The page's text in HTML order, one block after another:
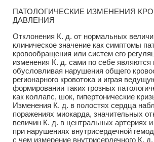
ПАТОЛОГИЧЕСКИЕ ИЗМЕНЕНИЯ
ДАВЛЕНИЯ
Отклонения К. д. от нормальных
клиническое значение как симптомы
кровообращения или систем его
изменения К. д. сами по себе являются
обусловливая нарушения общего
регионарного кровотока и играя
формировании таких грозных
как коллапс, шок, гипертонические
Изменения К. д. в полостях сердца
поражениях миокарда, значительных
величин К. д. в центральных артериях
при нарушениях внутрисердечной
с чем измерение внутрисердечного К.